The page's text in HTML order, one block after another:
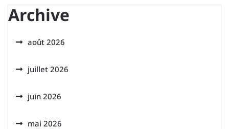
Archive
août 2026
juillet 2026
juin 2026
mai 2026